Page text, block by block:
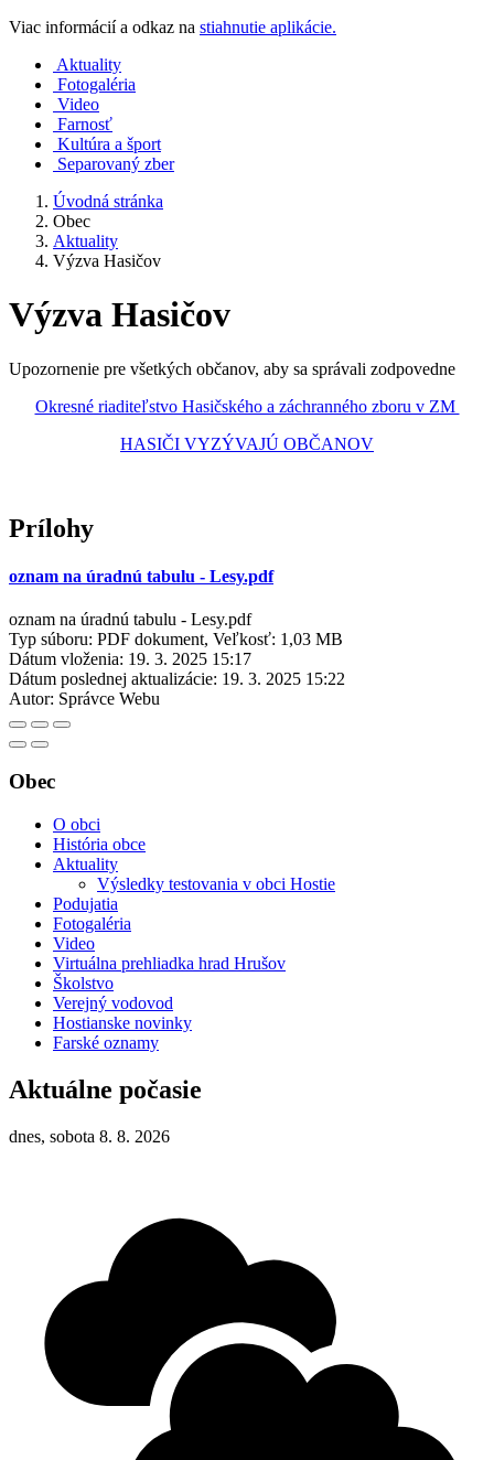
Viac informácií a odkaz na stiahnutie aplikácie.
Aktuality
Fotogaléria
Video
Farnosť
Kultúra a šport
Separovaný zber
Úvodná stránka
Obec
Aktuality
Výzva Hasičov
Výzva Hasičov
Upozornenie pre všetkých občanov, aby sa správali zodpovedne
Okresné riaditeľstvo Hasičského a záchranného zboru v ZM
HASIČI VYZÝVAJÚ OBČANOV
Prílohy
oznam na úradnú tabulu - Lesy.pdf
oznam na úradnú tabulu - Lesy.pdf
Typ súboru: PDF dokument, Veľkosť: 1,03 MB
Dátum vloženia: 19. 3. 2025 15:17
Dátum poslednej aktualizácie: 19. 3. 2025 15:22
Autor: Správce Webu
Obec
O obci
História obce
Aktuality
Výsledky testovania v obci Hostie
Podujatia
Fotogaléria
Video
Virtuálna prehliadka hrad Hrušov
Školstvo
Verejný vodovod
Hostianske novinky
Farské oznamy
Aktuálne počasie
dnes, sobota 8. 8. 2026